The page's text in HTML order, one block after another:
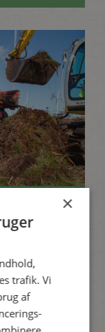
×
trafik. Vi
af